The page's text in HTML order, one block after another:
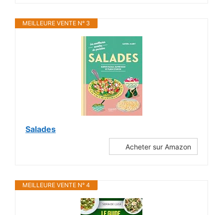
MEILLEURE VENTE N° 3
Salades
Acheter sur Amazon
MEILLEURE VENTE N° 4